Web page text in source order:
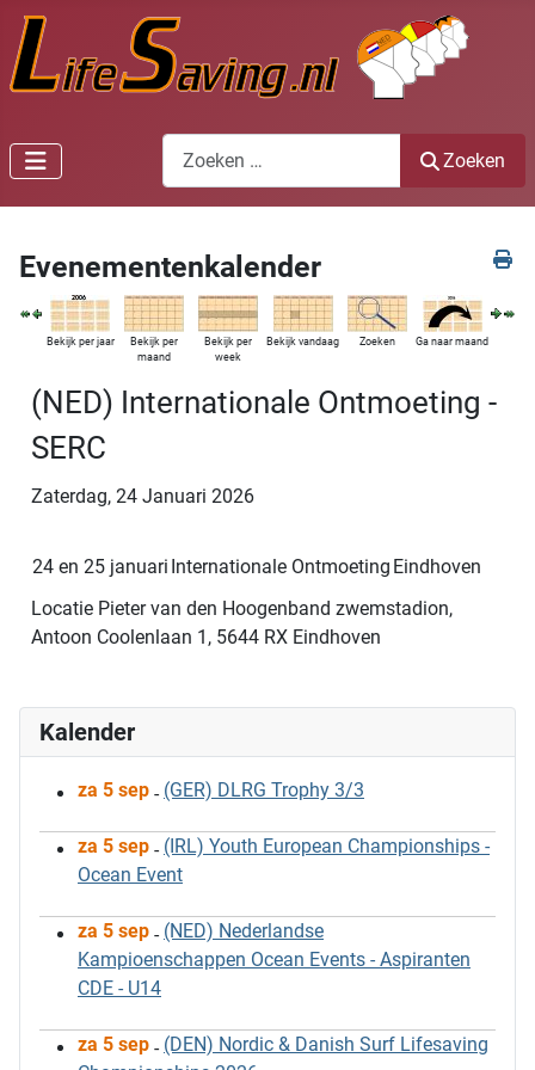
Zoeken
Zoeken
Evenementenkalender
Bekijk per jaar
Bekijk per
maand
Bekijk per
week
Bekijk vandaag Zoeken Ga naar maand
(NED) Internationale Ontmoeting -
SERC
Zaterdag, 24 Januari 2026
24 en 25 januari Internationale Ontmoeting Eindhoven
Locatie Pieter van den Hoogenband zwemstadion,
Antoon Coolenlaan 1, 5644 RX Eindhoven
Kalender
za 5 sep - (GER) DLRG Trophy 3/3
za 5 sep - (IRL) Youth European Championships -
Ocean Event
za 5 sep - (NED) Nederlandse
Kampioenschappen Ocean Events - Aspiranten
CDE - U14
za 5 sep - (DEN) Nordic & Danish Surf Lifesaving